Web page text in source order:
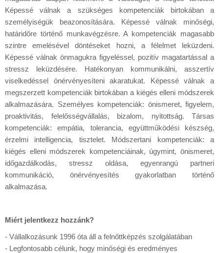
Képessé válnak a szükséges kompetenciák birtokában a
személyiségük beazonosítására. Képessé válnak minőségi,
határidőre történő munkavégzésre. A kompetenciák magasabb
szintre emelésével döntéseket hozni, a félelmet leküzdeni.
Képessé válnak önmagukra figyeléssel, pozitív magatartással a
stressz leküzdésére. Hatékonyan kommunikálni, asszertív
viselkedéssel önérvényesíteni akaratukat. Képessé válnak a
megszerzett kompetenciák birtokában a kiégés elleni módszerek
alkalmazására. Személyes kompetenciák: önismeret, figyelem,
proaktivitás, felelősségvállalás, bizalom, nyitottság. Társas
kompetenciák: empátia, tolerancia, együttműködési készség,
érzelmi intelligencia, tisztelet. Módszertani kompetenciák: a
kiégés elleni módszerek kompetenciáinak, úgymint, önismeret,
időgazdálkodás, stressz oldása, egyenrangú partneri
kommunikáció, önérvényesítés gyakorlatban történő
alkalmazása.
Miért jelentkezz hozzánk?
- Vállalkozásunk 1996 óta áll a felnőttképzés szolgálatában
- Legfontosabb célunk, hogy minőségi és eredményes